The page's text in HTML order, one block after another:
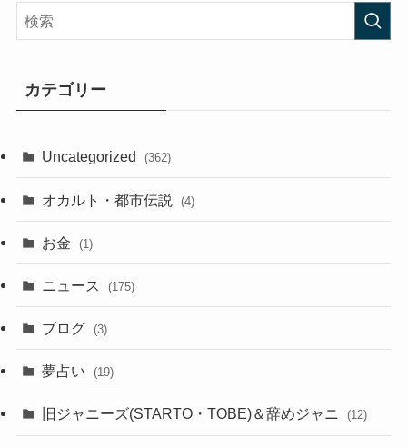
カテゴリー
Uncategorized (362)
オカルト・都市伝説 (4)
お金 (1)
ニュース (175)
ブログ (3)
夢占い (19)
旧ジャニーズ(STARTO・TOBE)＆辞めジャニ (12)